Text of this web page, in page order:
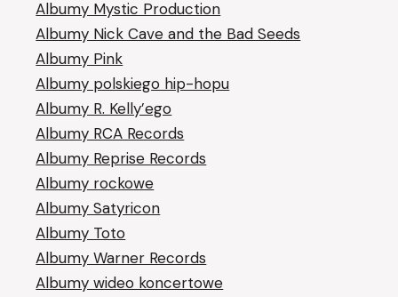
Albumy Mystic Production
Albumy Nick Cave and the Bad Seeds
Albumy Pink
Albumy polskiego hip-hopu
Albumy R. Kelly’ego
Albumy RCA Records
Albumy Reprise Records
Albumy rockowe
Albumy Satyricon
Albumy Toto
Albumy Warner Records
Albumy wideo koncertowe